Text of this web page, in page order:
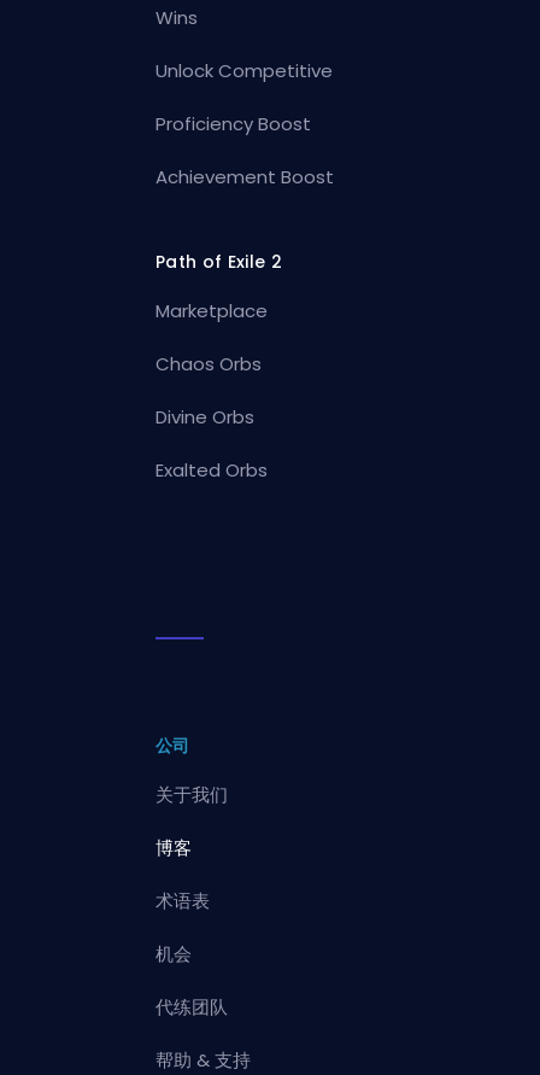
Wins
Unlock Competitive
Proficiency Boost
Achievement Boost
Path of Exile 2
Marketplace
Chaos Orbs
Divine Orbs
Exalted Orbs
公司
关于我们
博客
术语表
机会
代练团队
帮助 & 支持